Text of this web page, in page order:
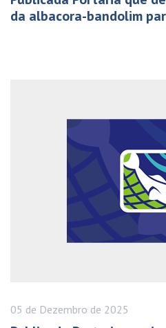
da albacora-bandolim
05 de Dezembro de 2025